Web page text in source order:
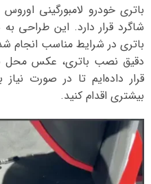
باتری خودرو لامبورگینی
شاگرد قرار دارد. این طراحی
باتری در شرایط مناسب انجام
دقیق نصب باتری، عکس محل
قرار داده‌ایم تا در صورت
بیشتری اقدام کنید.